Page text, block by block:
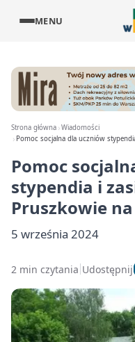
MENU
Strona główna Wiadomości
Pomoc socjalna dla uczniów
Pomoc
stypendia i
Pruszkowie
5 września 2024
2 min czytania Udostępnij